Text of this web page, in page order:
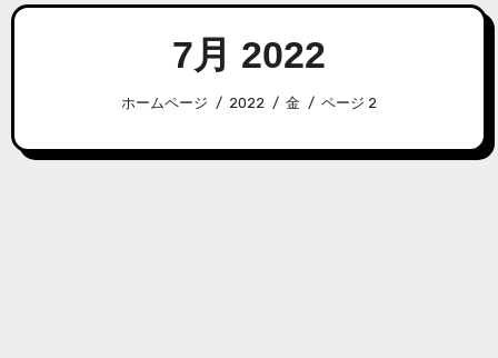
7月 2022
ホームページ 2022 金 ページ 2